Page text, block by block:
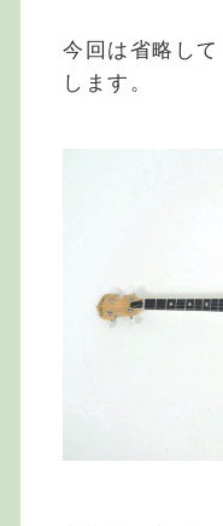
今回は省略して
します。